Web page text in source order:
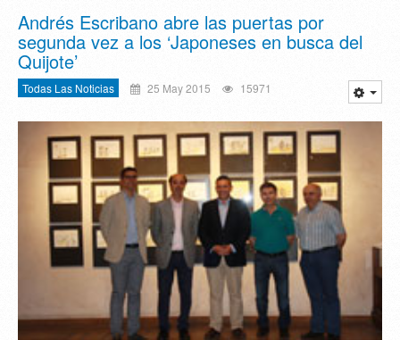
Andrés Escribano abre las puertas por
segunda vez a los ‘Japoneses en busca del
Quijote’
Todas Las Noticias 25 May 2015 15971